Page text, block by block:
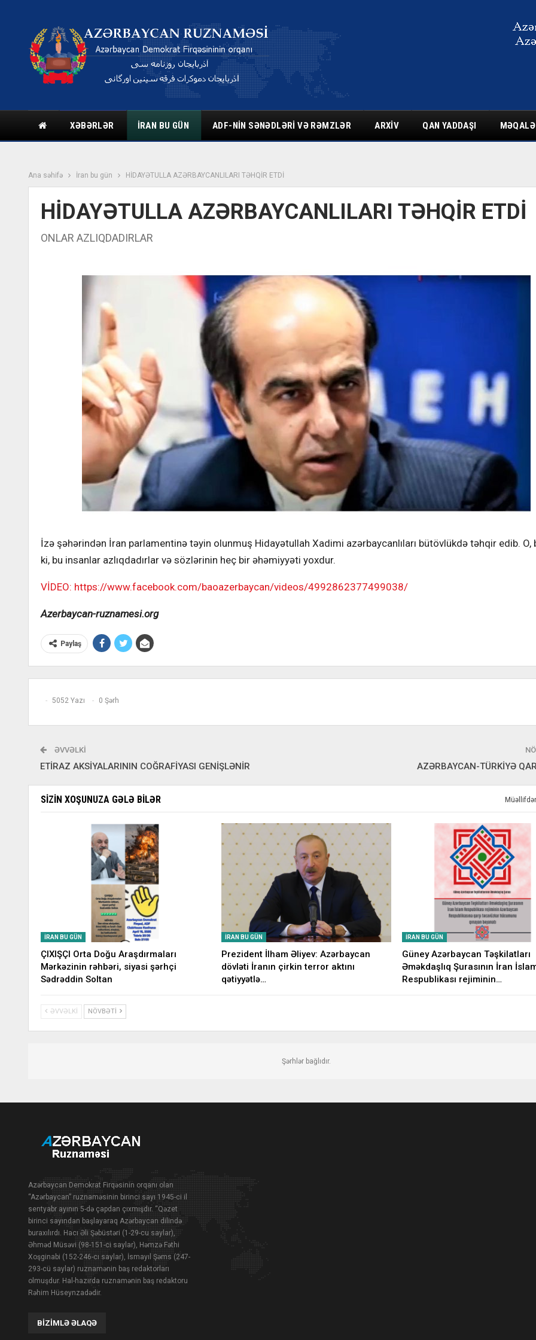
XƏBƏRLƏR İRAN BU GÜN ADF-NIN SƏNƏDLƏRI VƏ RƏMZLƏR ARXIV QAN YADDAŞI
Ana səhifə İran bu gün HİDAYƏTULLA AZƏRBAYCANLILARI TƏHQİR ETDİ
HİDAYƏTULLA AZƏRBAYCANLILARI TƏHQİR ETDİ
ONLAR AZLIQDADIRLAR
İzə şəhərindən İran parlamentinə təyin olunmuş Hidayətullah Xadimi azərbaycanlıları bütövlükdə təhqir edib. O,
ki, bu insanlar azlıqdadırlar və sözlərinin heç bir əhəmiyyəti yoxdur.
VİDEO: https://www.facebook.com/baoazerbaycan/videos/4992862377499038/
Azerbaycan-ruznamesi.org
Paylaş
5052 Yazı 0 Şərh
ƏVVƏLKI
ETİRAZ AKSİYALARININ COĞRAFİYASI GENİŞLƏNİR AZƏRBAYCAN-TÜRKİYƏ
SIZIN XOŞUNUZA GƏLƏ BILƏR
İRAN BU GÜN
ÇIXIŞÇI Orta Doğu Araşdırmaları
Mərkəzinin rəhbəri, siyasi şərhçi
Sədrəddin Soltan
İRAN BU GÜN
Prezident İlham Əliyev: Azərbaycan
dövləti İranın çirkin terror aktını
qətiyyətlə…
İRAN BU GÜN
Güney Azərbaycan Təşkilatları
Əməkdaşlıq Şurasının İran
Respublikası rejiminin…
ƏVVƏLKI NÖVBƏTI
Şərhlər bağlıdır.
Azərbaycan Demokrat Firqəsinin orqanı olan
“Azərbaycan” ruznaməsinin birinci sayı 1945-ci il
sentyabr ayının 5-də çapdan çıxmışdır. “Qəzet
birinci sayından başlayaraq Azərbaycan dilində
buraxılırdı. Hacı Əli Şəbüstəri (1-29-cu saylar),
Əhməd Müsəvi (98-151-ci saylar), Həmzə Fəthi
Xoşginabi (152-246-cı saylar), İsmayıl Şəms (247-
293-cü saylar) ruznamənin baş redaktorları
olmuşdur. Hal-hazırda ruznamənin baş redaktoru
Rəhim Hüseynzadədir.
BIZIMLƏ ƏLAQƏ